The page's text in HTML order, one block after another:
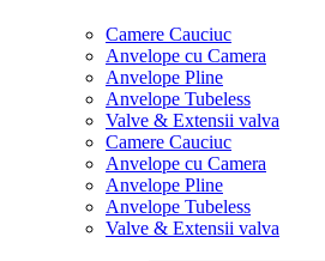
Camere Cauciuc
Anvelope cu Camera
Anvelope Pline
Anvelope Tubeless
Valve & Extensii valva
Camere Cauciuc
Anvelope cu Camera
Anvelope Pline
Anvelope Tubeless
Valve & Extensii valva